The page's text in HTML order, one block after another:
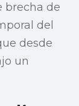
brecha de
del
desde
un